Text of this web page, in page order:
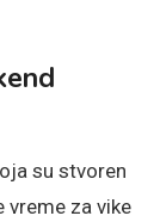
su stvoren
vreme za vike